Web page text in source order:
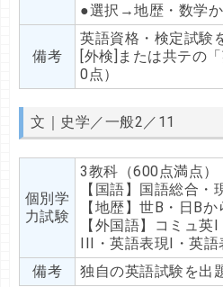
●選択→地歴・数学
備考
英語資格・検定試験
[外検]または共テの
0点）
文｜史学／一般2／11
個別学
力試験
3教科（600点満点）
【国語】国語総合・
【地歴】世B・日Bか
【外国語】コミュ
III・英語表現I・英語
備考
独自の英語試験を出